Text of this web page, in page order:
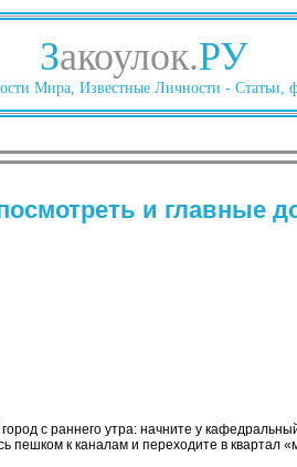
Закоулок.РУ
Мира, Известные Личности - Статьи,
и главные
с раннего утра: начните у
пешком к каналам и переходите в квартал